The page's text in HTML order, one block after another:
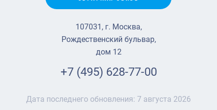
107031, г. Москва,
Рождественский бульвар,
дом 12
+7 (495) 628-77-00
Дата последнего обновления: 7 августа 2026